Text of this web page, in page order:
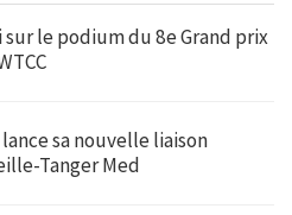
sur le podium du 8e Grand prix
sa nouvelle liaison
Tanger Med